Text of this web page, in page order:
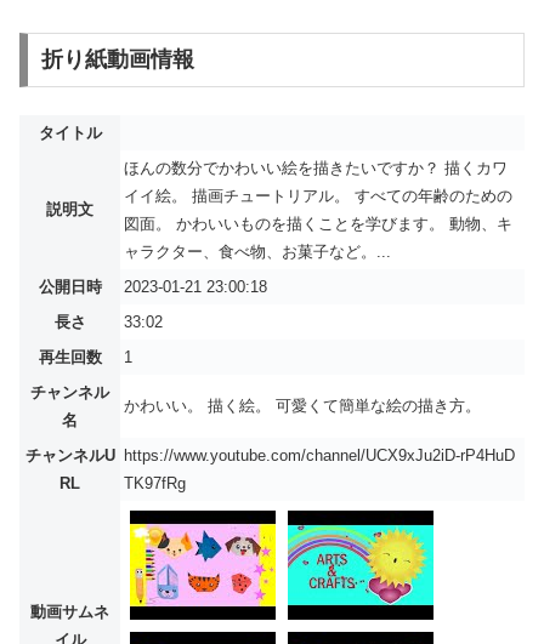
折り紙動画情報
タイトル
説明文
ほんの数分でかわいい絵を描きたいですか？ 描くカワ
イイ絵。 描画チュートリアル。 すべての年齢のための
図面。 かわいいものを描くことを学びます。 動物、キ
ャラクター、食べ物、お菓子など。...
公開日時
2023-01-21 23:00:18
長さ
33:02
再生回数
1
チャンネル
名
かわいい。 描く絵。 可愛くて簡単な絵の描き方。
チャンネルU
RL
https://www.youtube.com/channel/UCX9xJu2iD-rP4HuD
TK97fRg
動画サムネ
イル